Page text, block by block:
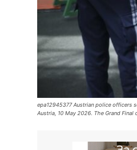
epa12945377 Austrian police officers
Austria, 10 May 2026. The Grand Final